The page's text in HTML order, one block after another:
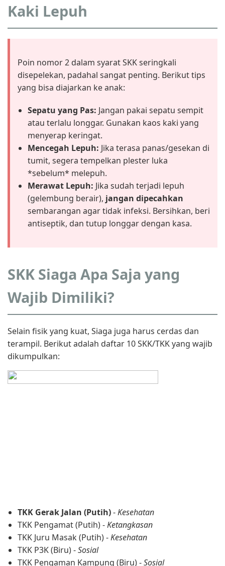
Kaki Lepuh
Poin nomor 2 dalam syarat SKK seringkali
disepelekan, padahal sangat penting. Berikut tips
yang bisa diajarkan ke anak:
Sepatu yang Pas: Jangan pakai sepatu sempit
atau terlalu longgar. Gunakan kaos kaki yang
menyerap keringat.
Mencegah Lepuh: Jika terasa panas/gesekan di
tumit, segera tempelkan plester luka
*sebelum* melepuh.
Merawat Lepuh: Jika sudah terjadi lepuh
(gelembung berair), jangan dipecahkan
sembarangan agar tidak infeksi. Bersihkan, beri
antiseptik, dan tutup longgar dengan kasa.
SKK Siaga Apa Saja yang
Wajib Dimiliki?
Selain fisik yang kuat, Siaga juga harus cerdas dan
terampil. Berikut adalah daftar 10 SKK/TKK yang wajib
dikumpulkan:
TKK Gerak Jalan (Putih)-Kesehatan
TKK Pengamat (Putih) -Ketangkasan
TKK Juru Masak (Putih) -Kesehatan
TKK P3K (Biru) -Sosial
TKK Pengaman Kampung (Biru) -Sosial